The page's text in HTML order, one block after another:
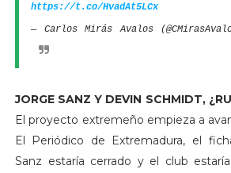
https://t.co/HvadAt5LCx
— Carlos Mirás Avalos
JORGE SANZ Y DEVIN SCHMIDT,
El proyecto extremeño empieza a
El Periódico de Extremadura, el
Sanz estaría cerrado y el club